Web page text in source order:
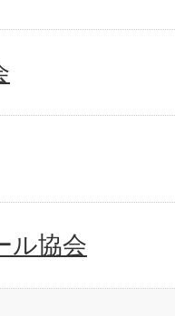
ル協会